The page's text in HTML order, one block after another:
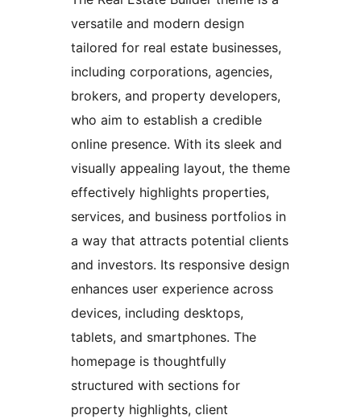
versatile and modern design
tailored for real estate businesses,
including corporations, agencies,
brokers, and property developers,
who aim to establish a credible
online presence. With its sleek and
visually appealing layout, the theme
effectively highlights properties,
services, and business portfolios in
a way that attracts potential clients
and investors. Its responsive design
enhances user experience across
devices, including desktops,
tablets, and smartphones. The
homepage is thoughtfully
structured with sections for
property highlights, client